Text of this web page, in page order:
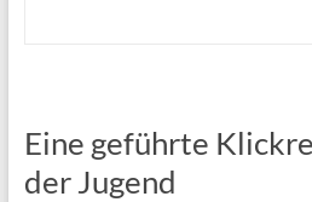
Eine geführte
der Jugend